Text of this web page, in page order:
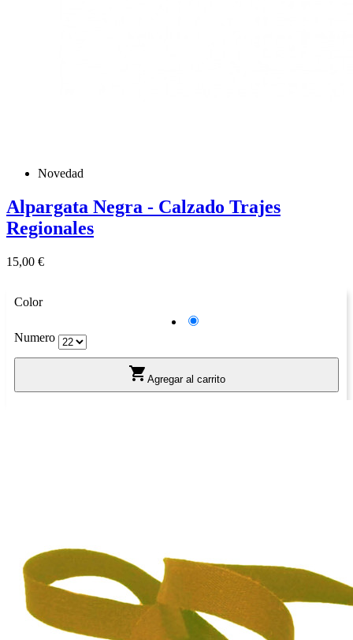
Novedad
Alpargata Negra - Calzado Trajes
Regionales
Precio
15,00 €
Color
Numero
 Agregar al carrito